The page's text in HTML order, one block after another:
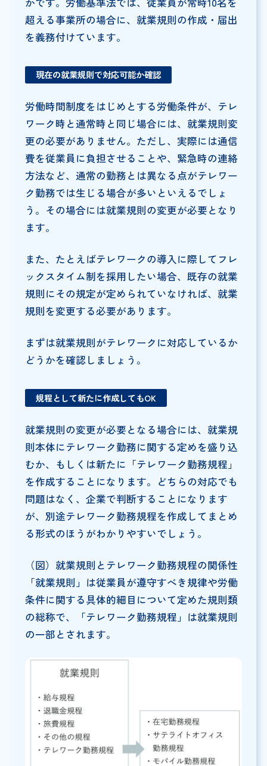
超える事業所の場合に、就業規則の作成・届出
を義務付けています。
現在の就業規則で対応可能か確認
労働時間制度をはじめとする労働条件が、テレ
ワーク時と通常時と同じ場合には、就業規則変
更の必要がありません。ただし、実際には通信
費を従業員に負担させることや、緊急時の連絡
方法など、通常の勤務とは異なる点がテレワー
ク勤務では生じる場合が多いといえるでしょ
う。その場合には就業規則の変更が必要となり
ます。
また、たとえばテレワークの導入に際してフレ
ックスタイム制を採用したい場合、既存の就業
規則にその規定が定められていなければ、就業
規則を変更する必要があります。
まずは就業規則がテレワークに対応しているか
どうかを確認しましょう。
規程として新たに作成してもOK
就業規則の変更が必要となる場合には、就業規
則本体にテレワーク勤務に関する定めを盛り込
むか、もしくは新たに「テレワーク勤務規程」
を作成することになります。どちらの対応でも
問題はなく、企業で判断することになります
が、別途テレワーク勤務規程を作成してまとめ
る形式のほうがわかりやすいでしょう。
（図）就業規則とテレワーク勤務規程の関係性
「就業規則」は従業員が遵守すべき規律や労働
条件に関する具体的細目について定めた規則類
の総称で、「テレワーク勤務規程」は就業規則
の一部とされます。